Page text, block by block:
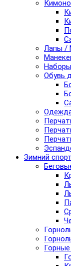
Лапы /
Обувь
Зимний спорт